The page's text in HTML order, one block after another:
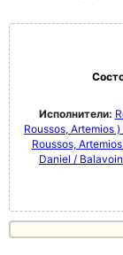
Исполнители:
Roussos, Artemios
Roussos, Artemios
Daniel /